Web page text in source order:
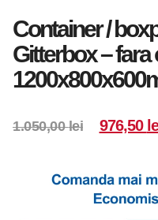
Container /
Gitterbox – fara
1.050,00lei 976,50